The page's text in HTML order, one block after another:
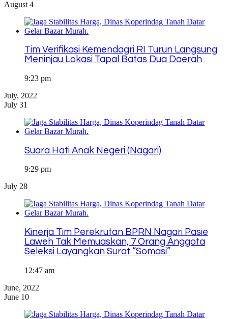
August 4
Tim Verifikasi Kemendagri RI Turun Langsung
Meninjau Lokasi Tapal Batas Dua Daerah
9:23 pm
July, 2022
July 31
Suara Hati Anak Negeri (Nagari)
9:29 pm
July 28
Kinerja Tim Perekrutan BPRN Nagari Pasie
Laweh Tak Memuaskan, 7 Orang Anggota
Seleksi Layangkan Surat “Somasi”
12:47 am
June, 2022
June 10